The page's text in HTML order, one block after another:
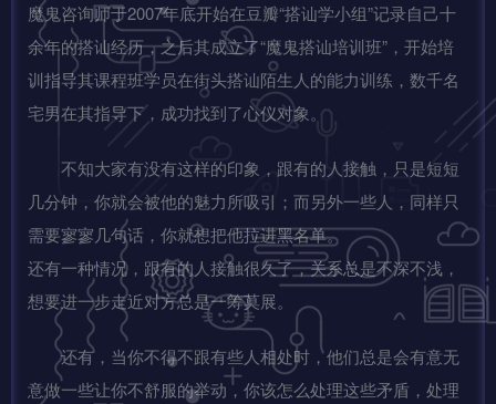
魔鬼咨询师于2007年底开始在豆瓣“搭讪学小组”记录自己十
余年的搭讪经历，之后其成立了“魔鬼搭讪培训班”，开始培
训指导其课程班学员在街头搭讪陌生人的能力训练，数千名
宅男在其指导下，成功找到了心仪对象。
不知大家有没有这样的印象，跟有的人接触，只是短短
几分钟，你就会被他的魅力所吸引；而另外一些人，同样只
需要寥寥几句话，你就想把他拉进黑名单。
还有一种情况，跟有的人接触很久了，关系总是不深不浅，
想要进一步走近对方总是一筹莫展。
还有，当你不得不跟有些人相处时，他们总是会有意无
意做一些让你不舒服的举动，你该怎么处理这些矛盾，处理